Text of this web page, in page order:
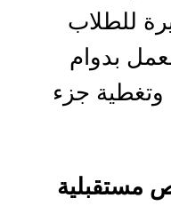
للطلاب
بدوام
جزء
مستقبلية